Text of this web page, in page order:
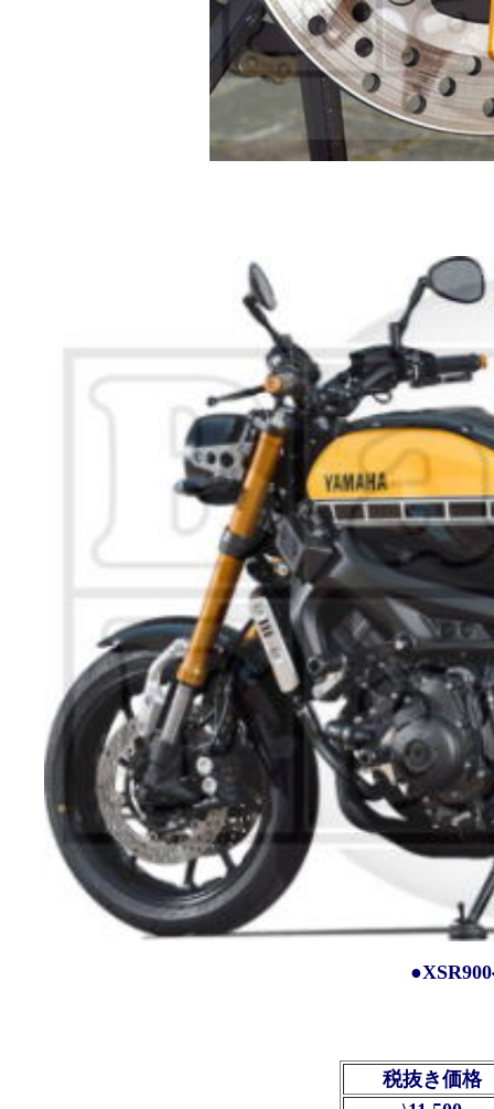
税抜き価格